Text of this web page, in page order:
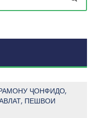
ҶОНФИДО,
ПЕШВОИ